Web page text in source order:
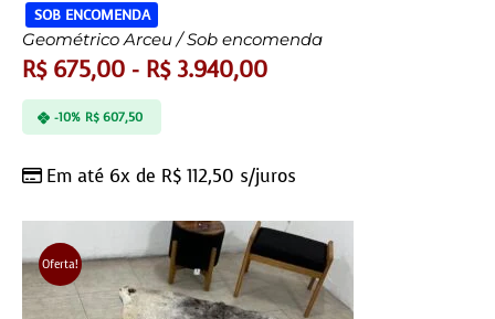
SOB ENCOMENDA
Geométrico Arceu / Sob encomenda
R$675,00 - R$3.940,00
Em até 6x de R$ 112,50 s/juros
-10% R$607,50
Oferta!